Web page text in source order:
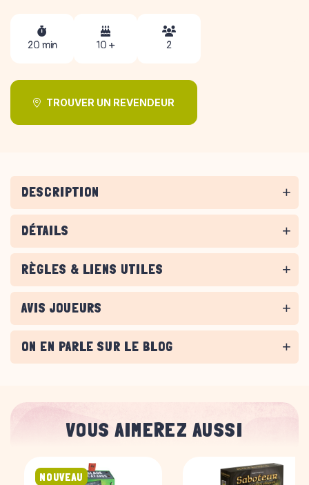
20 min 10 + 2
TROUVER UN REVENDEUR
DESCRIPTION
DÉTAILS
RÈGLES & LIENS UTILES
AVIS JOUEURS
ON EN PARLE SUR LE BLOG
VOUS AIMEREZ AUSSI
NOUVEAU